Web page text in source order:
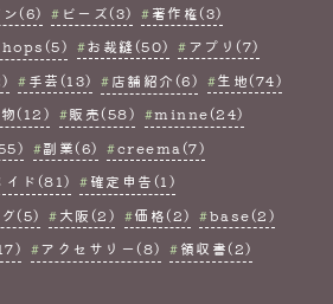
ン(6) ビーズ(3)
著作権(3)
お裁縫(50)
アプリ(7)
手芸(13) 店舗紹介(6)
生地(74)
(12) 販売(58)
minne(24)
副業(6)
creema(7)
イド(81)
確定申告(1)
(5) 大阪(2) 価格(2)
base(2)
アクセサリー(8) 領収書(2)